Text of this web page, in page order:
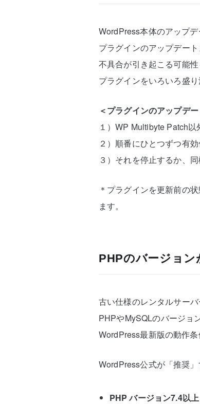
WordPress本体のアップデ
プラグインのアップデー
不具合が引き起こる可能性
プラグインをいろいろ盛
＜プラグインのアップデ
１）WP Multibyte Patch
２）順番にひとつずつ有
３）それを停止するか、
＊プラグインを更新前の
ます。
PHPのバージョン
古い仕様のレンタルサー
PHPやMySQLのバージョ
WordPress最新版の動作
WordPress公式が「推奨」
PHP バージョン7.4以上